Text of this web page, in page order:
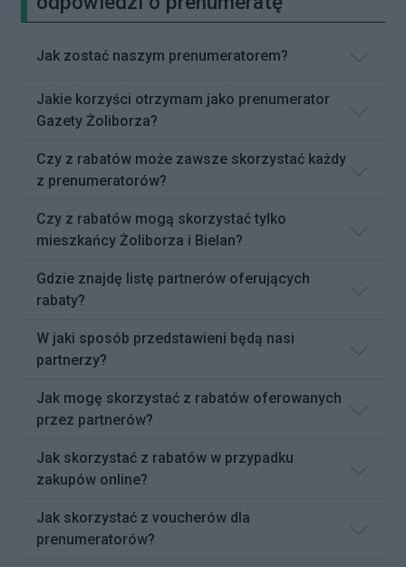
Jak zostać naszym prenumeratorem?
Jakie korzyści otrzymam jako prenumerator
Gazety Żoliborza?
Czy z rabatów może zawsze skorzystać każdy
z prenumeratorów?
Czy z rabatów mogą skorzystać tylko
mieszkańcy Żoliborza i Bielan?
Gdzie znajdę listę partnerów oferujących
rabaty?
W jaki sposób przedstawieni będą nasi
partnerzy?
Jak mogę skorzystać z rabatów oferowanych
przez partnerów?
Jak skorzystać z rabatów w przypadku
zakupów online?
Jak skorzystać z voucherów dla
prenumeratorów?